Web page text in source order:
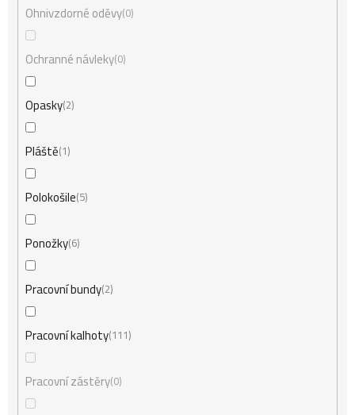
Ohnivzdorné oděvy 0
Ochranné návleky 0
Opasky 2
Pláště 1
Polokošile 5
Ponožky 6
Pracovní bundy 2
Pracovní kalhoty 111
Pracovní zástěry 0